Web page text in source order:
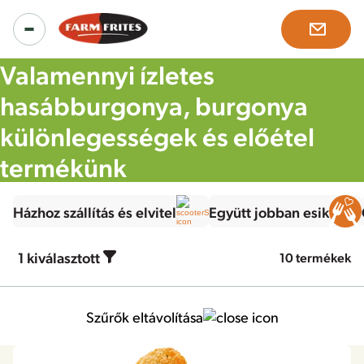
Termékek
Valamennyi termék
Termékpaletta
Megoldásaink
Inspiráló ötletek
Hírek, érdekességek
Rólunk
Küldetésünk, jövőképünk & értékeink
Kiskereskedelmi ajánlat
Valamennyi ízletes
hasábburgonya, burgonya
különlegességek és előétel
termékünk
Házhoz szállítás és elvitel Együtt jobban esik
1 kiválasztott 10 termékek
Szűrők eltávolítása